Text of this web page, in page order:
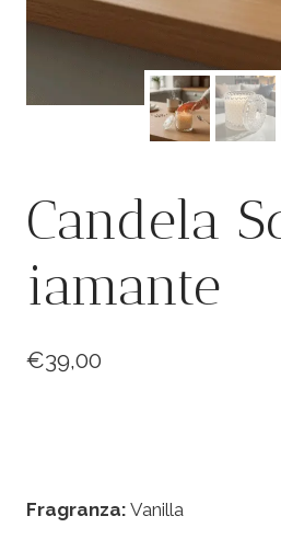
Candela
iamante
€39,00
Fragranza: Vanilla